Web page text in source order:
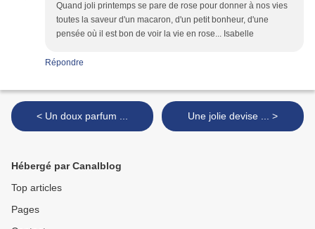
Quand joli printemps se pare de rose pour donner à nos vies
toutes la saveur d'un macaron, d'un petit bonheur, d'une
pensée où il est bon de voir la vie en rose... Isabelle
Répondre
< Un doux parfum ... Une jolie devise ... >
Hébergé par Canalblog
Top articles
Pages